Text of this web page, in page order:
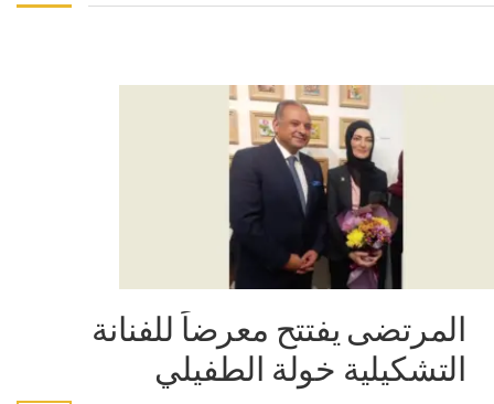
المرتضى يفتتح معرضاً للفنانة
التشكيلية خولة الطفيلي